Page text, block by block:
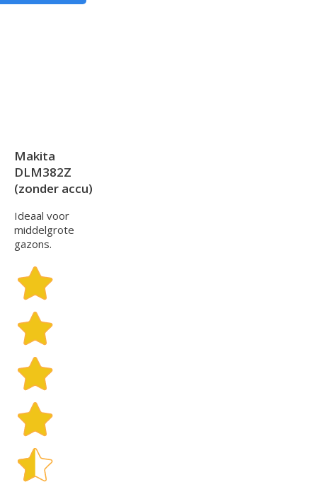
Makita
DLM382Z
(zonder accu)
Ideaal voor
middelgrote
gazons.